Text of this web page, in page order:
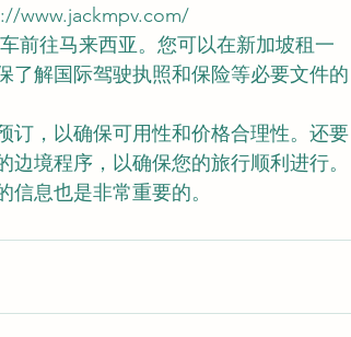
www.jackmpv.com/
前往马来西亚。您可以在新加坡租一
了解国际驾驶执照和保险等必要文件的
订，以确保可用性和价格合理性。还要
境程序，以确保您的旅行顺利进行。
息也是非常重要的。